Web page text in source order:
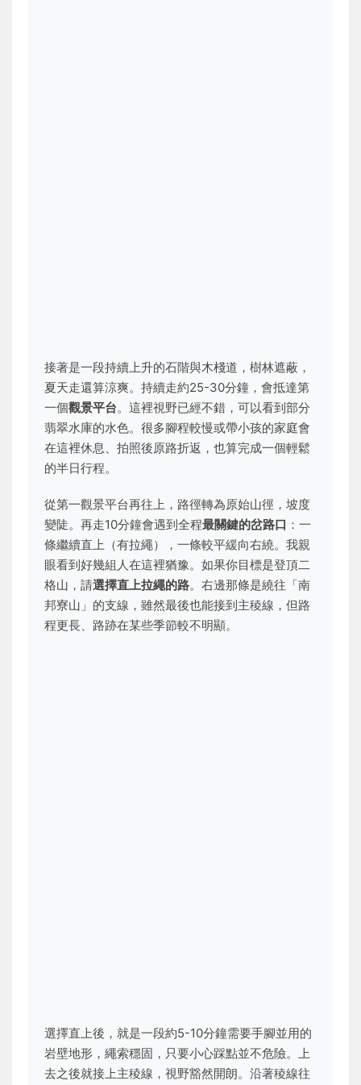
接著是一段持續上升的石階與木棧道，樹林遮蔽，
夏天走還算涼爽。持續走約25-30分鐘，會抵達第
一個觀景平台。這裡視野已經不錯，可以看到部分
翡翠水庫的水色。很多腳程較慢或帶小孩的家庭會
在這裡休息、拍照後原路折返，也算完成一個輕鬆
的半日行程。
從第一觀景平台再往上，路徑轉為原始山徑，坡度
變陡。再走10分鐘會遇到全程最關鍵的岔路口 ：一
條繼續直上（有拉繩），一條較平緩向右繞。我親
眼看到好幾組人在這裡猶豫。如果你目標是登頂二
格山，請選擇直上拉繩的路。右邊那條是繞往「南
邦寮山」的支線，雖然最後也能接到主稜線，但路
程更長、路跡在某些季節較不明顯。
選擇直上後，就是一段約5-10分鐘需要手腳並用的
岩壁地形，繩索穩固，只要小心踩點並不危險。上
去之後就接上主稜線，視野豁然開朗。沿著稜線往